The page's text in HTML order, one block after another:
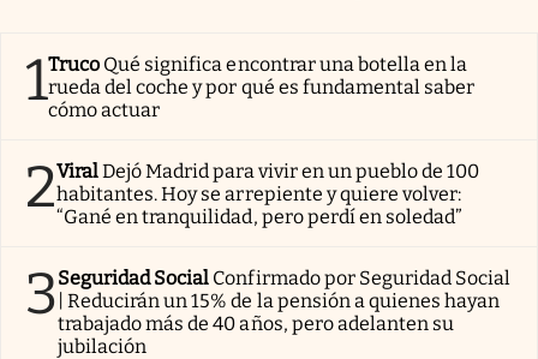
1Truco Qué significa encontrar una botella en la
rueda del coche y por qué es fundamental saber
cómo actuar
2ViralDejó Madrid para vivir en un pueblo de 100
habitantes. Hoy se arrepiente y quiere volver:
“Gané en tranquilidad, pero perdí en soledad”
3Seguridad Social Confirmado por Seguridad Social
| Reducirán un 15% de la pensión a quienes hayan
trabajado más de 40 años, pero adelanten su
jubilación